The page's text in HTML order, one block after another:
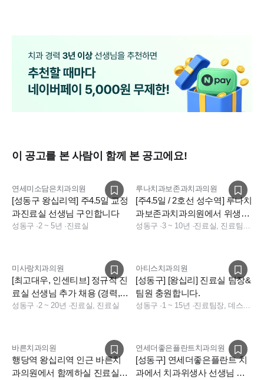
치크루팅 지원 바랍니다.
지원시 "서울스마트치과 / 진료실 스텝 지원" 꼭 메모해주세요
서울 성동구 성수동2가
성수역 4번 출구 바로 앞
이 공고를 본 사람이 함께 본 공고에요!
연세미소담은치과의원
[성동구 왕십리역] 주4.5일 교정
과진료실 선생님 구인합니다
성동구 ·2 ~ 5년 ·진료실
루나치과보존과치과의원
[주4.5일 / 2호선 성수역] 루나치
과보존과치과의원에서 위생사
선생님 충원합니다
성동구 ·3 ~ 10년 · 진료실, 진료팀장, 데스크, 보험청구, 상담
미사랑치과의원
[최고대우, 인센티브] 정규직 진
료실 선생님 추가 채용 (경력,
신입)
성동구 ·2 ~ 20년 ·진료실, 진료실
아티스치과의원
[성동구] [왕십리] 진료실 팀장&
팀원 충원합니다.
성동구 ·1 ~ 15년 · 진료팀장, 데스크, 보험청구, 상담, 진료실
바른치과의원
행당역 왕십리역 인근 바른치
과의원에서 함께하실 진료실
연세더좋은플란트치과의원
[성동구] 연세더좋은플란트 치
과에서 치과위생사 선생님 모